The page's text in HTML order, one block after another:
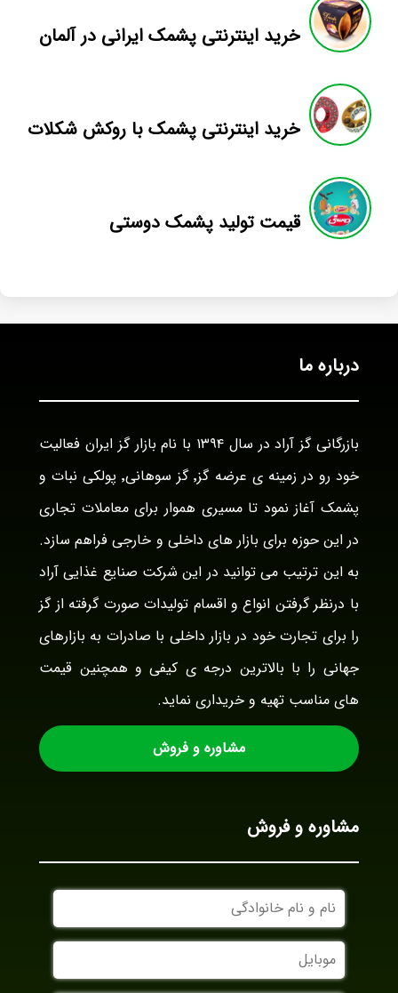
خرید اینترنتی پشمک ایرانی در آلمان
خرید اینترنتی پشمک با روکش شکلات
قیمت تولید پشمک دوستی
درباره ما
بازرگانی گز آراد در سال ۱۳۹۴ با نام بازار گز ایران فعالیت
خود رو در زمینه ی عرضه گز٬ گز سوهانی٬ پولکی نبات و
پشمک آغاز نمود تا مسیری هموار برای معاملات تجاری
در این حوزه برای بازار های داخلی و خارجی فراهم سازد.
به این ترتیب می توانید در این شرکت صنایع غذایی آراد
با درنظر گرفتن انواع و اقسام تولیدات صورت گرفته از گز
را برای تجارت خود در بازار داخلی با صادرات به بازارهای
جهانی را با بالاترین درجه ی کیفی و همچنین قیمت
های مناسب تهیه و خریداری نماید.
مشاوره و فروش
مشاوره و فروش
نام
و
نام
خانوادگی
موبایل